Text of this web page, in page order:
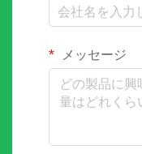
メッセージ